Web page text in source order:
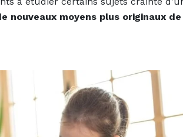
nouveaux moyens plus originaux